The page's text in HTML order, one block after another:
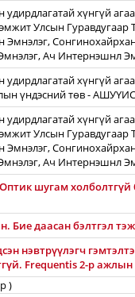
удирдлагатай хүнгүй
Улсын Гуравдугаар
Эмнэлэг,
Ач Интернэшнл
удирдлагатай хүнгүй
үндэсний төв -
удирдлагатай хүнгүй
Улсын Гуравдугаар
Эмнэлэг,
Ач Интернэшнл
шугам холболтгүй
Бие даасан бэлтгэл
нэвтрүүлэгч
Frequentis 2-р
)